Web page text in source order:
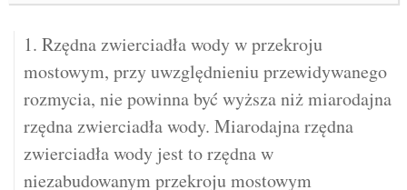
1. Rzędna zwierciadła wody w przekroju
mostowym, przy uwzględnieniu przewidywanego
rozmycia, nie powinna być wyższa niż miarodajna
rzędna zwierciadła wody. Miarodajna rzędna
zwierciadła wody jest to rzędna w
niezabudowanym przekroju mostowym